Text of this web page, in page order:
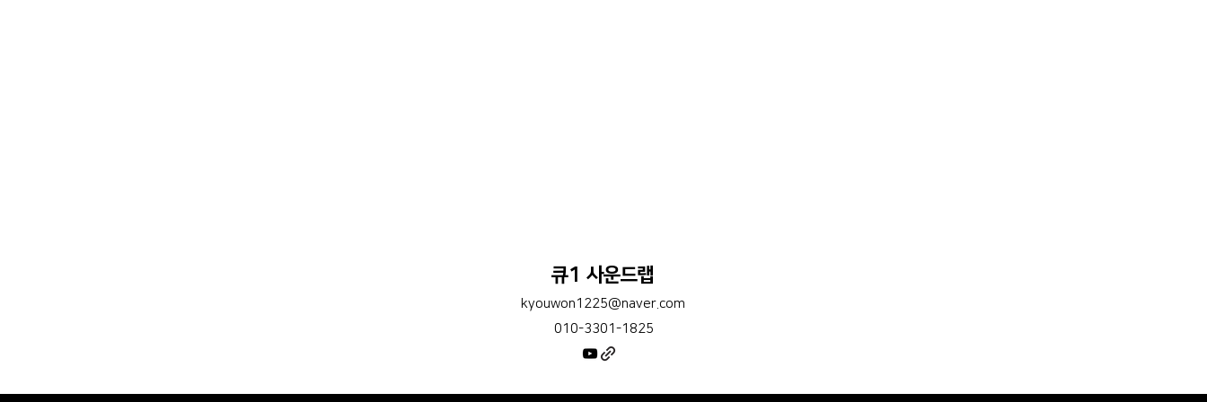
큐1 사운드랩
kyouwon1225@naver.com
010-3301-1825